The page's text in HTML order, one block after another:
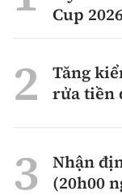
Cup
Tăng
rửa tiền
Nhận
(20h00